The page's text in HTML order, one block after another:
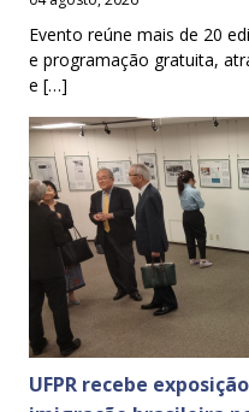
Evento reúne mais de 20
e programação gratuita,
e […]
UFPR recebe